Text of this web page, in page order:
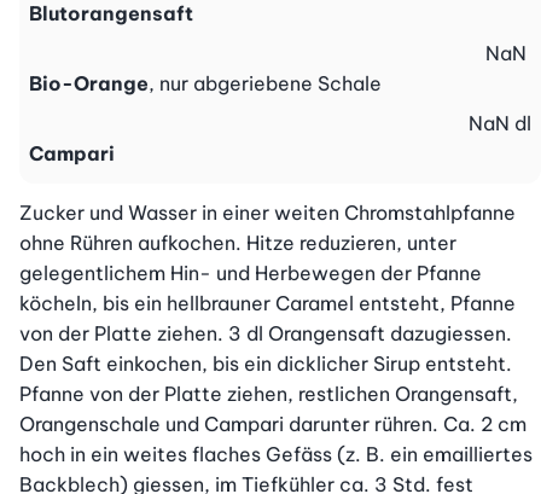
Blutorangensaft
Bio-Orange, nur abgeriebene Schale
NaN
Campari
NaN dl
Zucker und Wasser in einer weiten Chromstahlpfanne
ohne Rühren aufkochen. Hitze reduzieren, unter
gelegentlichem Hin- und Herbewegen der Pfanne
köcheln, bis ein hellbrauner Caramel entsteht, Pfanne
von der Platte ziehen. 3 dl Orangensaft dazugiessen.
Den Saft einkochen, bis ein dicklicher Sirup entsteht.
Pfanne von der Platte ziehen, restlichen Orangensaft,
Orangenschale und Campari darunter rühren. Ca. 2 cm
hoch in ein weites flaches Gefäss (z. B. ein emailliertes
Backblech) giessen, im Tiefkühler ca. 3 Std. fest